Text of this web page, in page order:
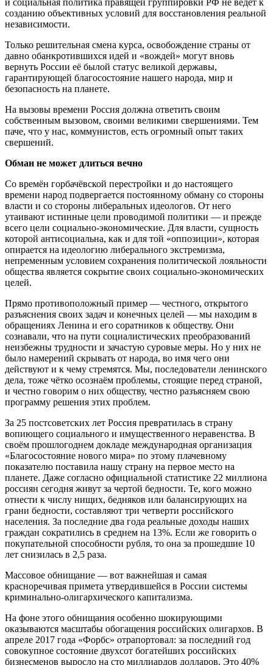
и социальная политика правящей группировки РФ не ведёт к
созданию объективных условий для восстановления реальной
независимости.
Только решительная смена курса, освобождение страны от
давно обанкротившихся идей и «вождей» могут вновь
вернуть России её былой статус великой державы,
гарантирующей благосостояние нашего народа, мир и
безопасность на планете.
На вызовы времени Россия должна ответить своим
собственным вызовом, своими великими свершениями. Тем
паче, что у нас, коммунистов, есть огромный опыт таких
свершений.
Обман не может длиться вечно
Со времён горбачёвской перестройки и до настоящего
времени народ подвергается постоянному обману со стороны
власти и со стороны либеральных идеологов. От него
утаивают истинные цели проводимой политики — и прежде
всего цели социально-экономические. Для власти, сущность
которой антисоциальна, как и для той «оппозиции», которая
опирается на идеологию либерального экстремизма,
непременным условием сохранения политической лояльности
общества является сокрытие своих социально-экономических
целей.
Прямо противоположный пример — честного, открытого
разъяснения своих задач и конечных целей — мы находим в
обращениях Ленина и его соратников к обществу. Они
сознавали, что на пути социалистических преобразований
неизбежны трудности и зачастую суровые меры. Но у них не
было намерений скрывать от народа, во имя чего они
действуют и к чему стремятся. Мы, последователи ленинского
дела, тоже чётко осознаём проблемы, стоящие перед страной,
и честно говорим о них обществу, честно разъясняем свою
программу решения этих проблем.
За 25 постсоветских лет Россия превратилась в страну
вопиющего социального и имущественного неравенства. В
своём прошлогоднем докладе международная организация
«Благосостояние нового мира» по этому плачевному
показателю поставила нашу страну на первое место на
планете. Даже согласно официальной статистике 22 миллиона
россиян сегодня живут за чертой бедности. Те, кого можно
отнести к числу нищих, бедняков или балансирующих на
грани бедности, составляют три четверти российского
населения. За последние два года реальные доходы наших
граждан сократились в среднем на 13%. Если же говорить о
покупательной способности рубля, то она за прошедшие 10
лет снизилась в 2,5 раза.
Массовое обнищание — вот важнейшая и самая
красноречивая примета утвердившейся в России системы
криминально-олигархического капитализма.
На фоне этого обнищания особенно шокирующими
оказываются масштабы обогащения российских олигархов. В
апреле 2017 года «Форбс» отрапортовал: за последний год
совокупное состояние двухсот богатейших российских
бизнесменов выросло на сто миллиардов долларов. Это 40%